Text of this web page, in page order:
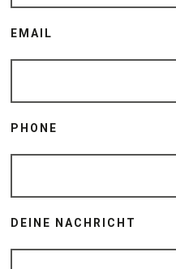
EMAIL
PHONE
DEINE NACHRICHT